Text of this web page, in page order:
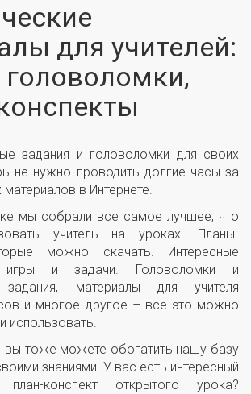
для учителей:
головоломки,
задания и головоломки для своих
не нужно проводить долгие часы за
в Интернете.
мы собрали все самое лучшее, что
учитель на уроках. Планы-
можно скачать. Интересные
игры и задачи. Головоломки и
задания, материалы для учителя
и многое другое – все это можно
использовать.
тоже можете обогатить нашу базу
знаниями. У вас есть интересный
конспект открытого урока?